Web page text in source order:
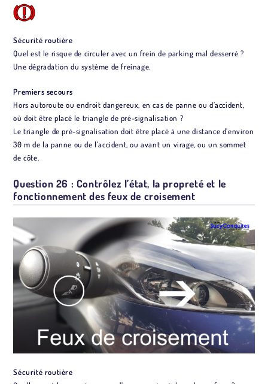
Sécurité routière
Quel est le risque de circuler avec un frein de parking mal desserré ?
Une dégradation du système de freinage.
Premiers secours
Hors autoroute ou endroit dangereux, en cas de panne ou d’accident,
où doit être placé le triangle de pré-signalisation ?
Le triangle de pré-signalisation doit être placé à une distance d’environ
30 m de la panne ou de l’accident, ou avant un virage, ou un sommet
de côte.
Question 26 : Contrôlez l’état, la propreté et le
fonctionnement des feux de croisement
Sécurité routière